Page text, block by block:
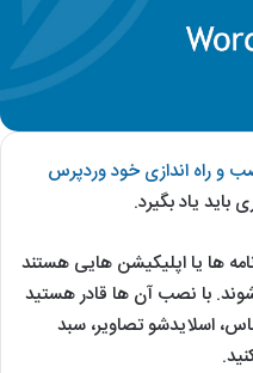
و راه اندازی خود وردپرس
باید یاد بگیرد.
ها یا اپلیکیشن هایی هستند
با نصب آن ها قادر هستید
اسلایدشو تصاویر، سبد